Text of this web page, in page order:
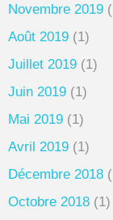
Novembre 2019
Août 2019 (1)
Juillet 2019 (1)
Juin 2019 (1)
Mai 2019 (1)
Avril 2019 (1)
Décembre 2018
Octobre 2018 (1)